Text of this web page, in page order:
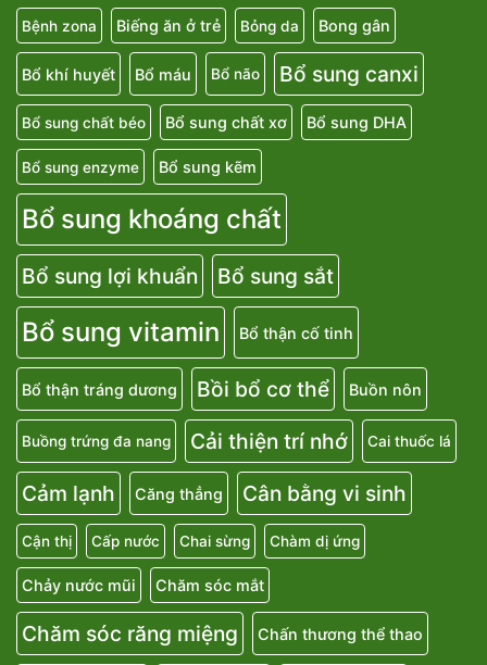
Bệnh zona Biếng ăn ở trẻ Bỏng da Bong gân
Bổ khí huyết Bổ máu Bổ não Bổ sung canxi
Bổ sung chất béo Bổ sung chất xơ Bổ sung DHA
Bổ sung enzyme Bổ sung kẽm
Bổ sung khoáng chất
Bổ sung lợi khuẩn Bổ sung sắt
Bổ sung vitamin Bổ thận cố tinh
Bổ thận tráng dương Bồi bổ cơ thể Buồn nôn
Buồng trứng đa nang Cải thiện trí nhớ Cai thuốc lá
Cảm lạnh Căng thẳng Cân bằng vi sinh
Cận thị Cấp nước Chai sừng Chàm dị ứng
Chảy nước mũi Chăm sóc mắt
Chăm sóc răng miệng Chấn thương thể thao